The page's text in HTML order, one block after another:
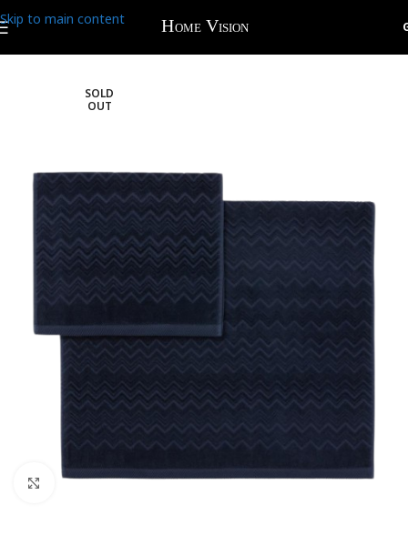
Skip to main content
SOLD
OUT
Click to enlarge